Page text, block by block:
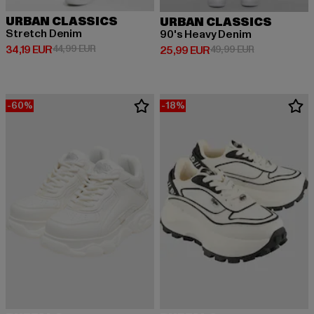
URBAN CLASSICS
Stretch Denim
34,19 EUR
Derzeitiger Preis: 34,19 EUR
44,99 EURAktionspreis: 44,99 EUR
URBAN CLASSICS
90's Heavy Denim
25,99 EUR
Derzeitiger Preis: 25,99 EUR
49,99 EURAktionspreis:
-60% -18%